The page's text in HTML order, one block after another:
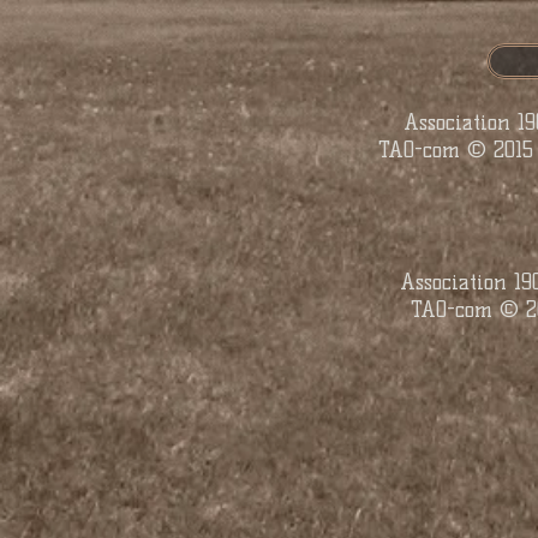
Association
TAO-com ©
Association
TAO-com ©